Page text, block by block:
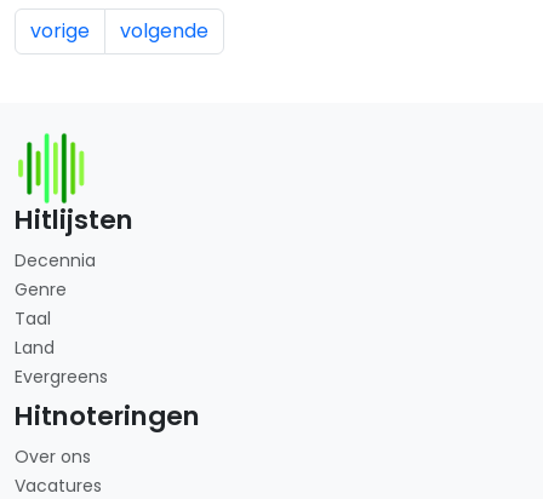
vorige
volgende
Hitlijsten
Decennia
Genre
Taal
Land
Evergreens
Hitnoteringen
Over ons
Vacatures